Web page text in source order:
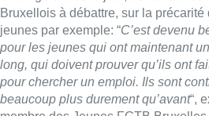
bruxellois: “dans une ville aussi
c’est évidemment dangereux et
Principale revendication de la FGTB :
juste, pas juste un travail”. L’objectif
travailleurs et travailleuses au cœur
politiques.